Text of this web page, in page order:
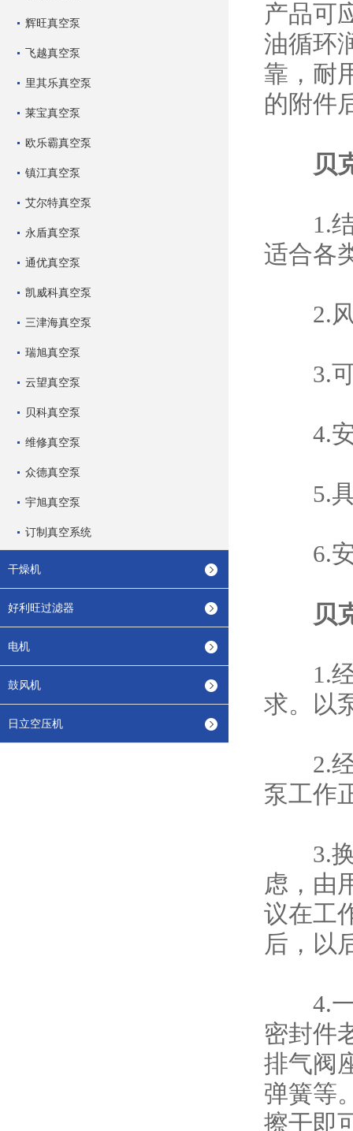
辉旺真空泵
飞越真空泵
里其乐真空泵
莱宝真空泵
欧乐霸真空泵
镇江真空泵
艾尔特真空泵
永盾真空泵
通优真空泵
凯威科真空泵
三津海真空泵
瑞旭真空泵
云望真空泵
贝科真空泵
维修真空泵
众德真空泵
宇旭真空泵
订制真空系统
干燥机
好利旺过滤器
电机
鼓风机
日立空压机
产品可
油循环
靠，耐
的附件
贝
1.结
适合各
2.风
3.可
4.安
5.具
6.安
贝
1.经
求。以
2.经
泵工作
3.换
虑，由
议在工
后，以
4.一
密封件
排气阀
弹簧等
擦干即